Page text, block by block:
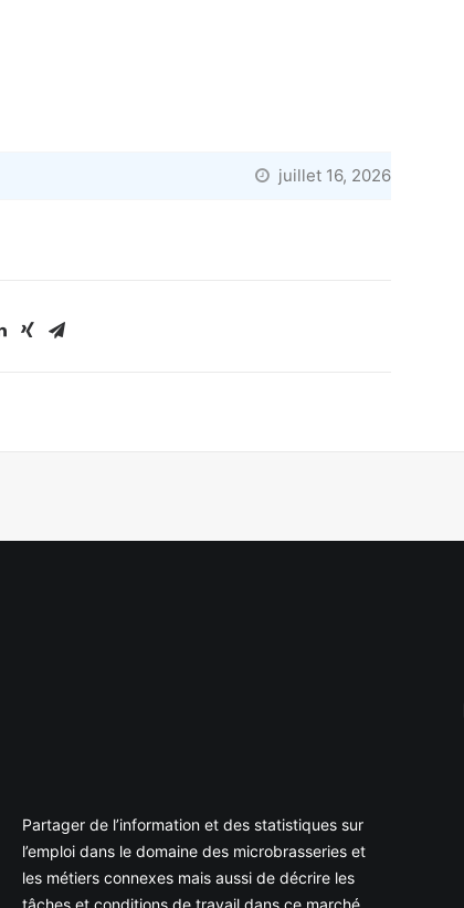
juillet 16, 2026
Partager de l’information et des statistiques sur
l’emploi dans le domaine des microbrasseries et
les métiers connexes mais aussi de décrire les
tâches et conditions de travail dans ce marché.